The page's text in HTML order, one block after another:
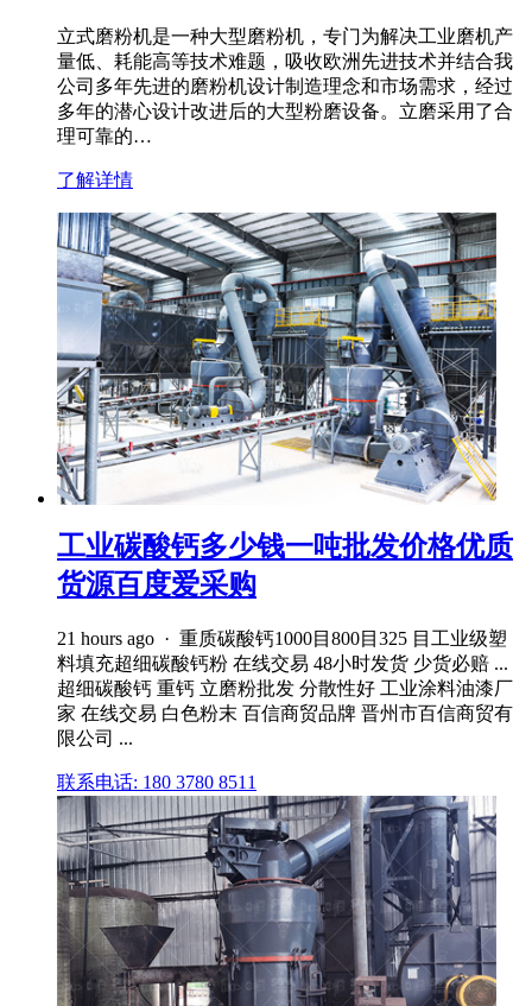
立式磨粉机是一种大型磨粉机，专门为解决工业磨机产
量低、耗能高等技术难题，吸收欧洲先进技术并结合我
公司多年先进的磨粉机设计制造理念和市场需求，经过
多年的潜心设计改进后的大型粉磨设备。立磨采用了合
理可靠的…
了解详情
工业碳酸钙多少钱一吨批发价格优质
货源百度爱采购
21 hours ago · 重质碳酸钙1000目800目325 目工业级塑
料填充超细碳酸钙粉 在线交易 48小时发货 少货必赔 ...
超细碳酸钙 重钙 立磨粉批发 分散性好 工业涂料油漆厂
家 在线交易 白色粉末 百信商贸品牌 晋州市百信商贸有
限公司 ...
联系电话: 180 3780 8511